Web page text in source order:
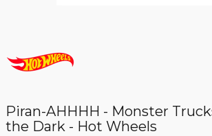
Piran-AHHHH - Monster
the Dark - Hot Wheels